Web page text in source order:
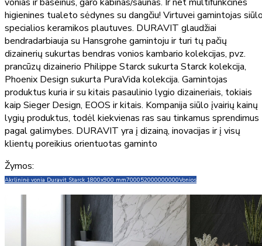
higienines tualeto sėdynes su dangčiu! Virtuvei gamintojas
specialios keramikos plautuves. DURAVIT glaudžiai
bendradarbiauja su Hansgrohe gamintoju ir turi tų pačių
dizainerių sukurtas bendras vonios kambario kolekcijas, pvz.
prancūzų dizainerio Philippe Starck sukurta Starck kolekcija,
Phoenix Design sukurta PuraVida kolekcija. Gamintojas
produktus kuria ir su kitais pasaulinio lygio dizaineriais, tokiais
kaip Sieger Design, EOOS ir kitais. Kompanija siūlo įvairių kainų
lygių produktus, todėl kiekvienas ras sau tinkamus sprendimus
pagal galimybes. DURAVIT yra į dizainą, inovacijas ir į visų
klientų poreikius orientuotas gaminto
Žymos:
Akrlininė vonia Duravit Starck 1800x900 mm700052000000000Vonios